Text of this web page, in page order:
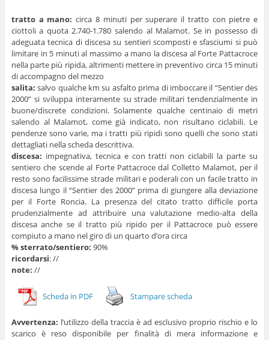
tratto a mano: circa 8 minuti per superare il tratto con pietre e
ciottoli a quota 2.740-1.780 salendo al Malamot. Se in possesso di
adeguata tecnica di discesa su sentieri scomposti e sfasciumi si può
limitare in 5 minuti al massimo a mano la discesa al Forte Pattacroce
nella parte più ripida, altrimenti mettere in preventivo circa 15 minuti
di accompagno del mezzo
salita: salvo qualche km su asfalto prima di imboccare il “Sentier des
2000” si sviluppa interamente su strade militari tendenzialmente in
buone/discrete condizioni. Solamente qualche centinaio di metri
salendo al Malamot, come già indicato, non risultano ciclabili. Le
pendenze sono varie, ma i tratti più ripidi sono quelli che sono stati
dettagliati nella scheda descrittiva.
discesa: impegnativa, tecnica e con tratti non ciclabili la parte su
sentiero che scende al Forte Pattacroce dal Colletto Malamot, per il
resto sono facilissime strade militari e poderali con un facile tratto in
discesa lungo il “Sentier des 2000” prima di giungere alla deviazione
per il Forte Roncia. La presenza del citato tratto difficile porta
prudenzialmente ad attribuire una valutazione medio-alta della
discesa anche se il tratto più ripido per il Pattacroce può essere
compiuto a mano nel giro di un quarto d’ora circa
% sterrato/sentiero: 90%
ricordarsi: //
note: //
Scheda in PDF Stampare scheda
Avvertenza: l’utilizzo della traccia è ad esclusivo proprio rischio e lo
scarico è reso disponibile per finalità di mera informazione e